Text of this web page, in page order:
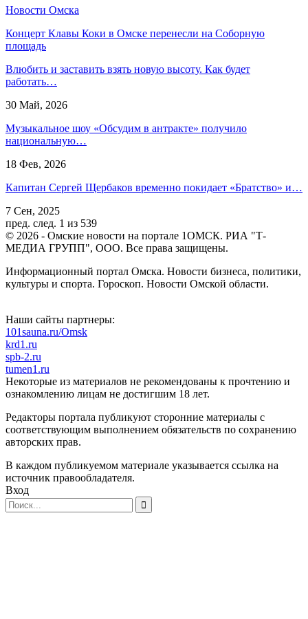
Новости Омска
Концерт Клавы Коки в Омске перенесли на Соборную
площадь
Влюбить и заставить взять новую высоту. Как будет
работать…
30 Май, 2026
Музыкальное шоу «Обсудим в антракте» получило
национальную…
18 Фев, 2026
Капитан Сергей Щербаков временно покидает «Братство» и…
7 Сен, 2025
пред. след. 1 из 539
© 2026 - Омские новости на портале 1ОМСК. РИА "Т-
МЕДИА ГРУПП", ООО. Все права защищены.
Информационный портал Омска. Новости бизнеса, политики,
культуры и спорта. Гороскоп. Новости Омской области.
Наши сайты партнеры:
101sauna.ru/Omsk
krd1.ru
spb-2.ru
tumen1.ru
Некоторые из материалов не рекомендованы к прочтению и
ознакомлению лицам не достигшим 18 лет.
Редакторы портала публикуют сторонние материалы с
соответствующим выполнением обязательств по сохранению
авторских прав.
В каждом публикуемом материале указывается ссылка на
источник правообладателя.
Вход